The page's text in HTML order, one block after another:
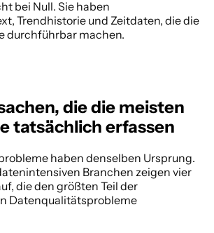
bei Null. Sie haben
Trendhistorie und Zeitdaten, die die
durchführbar machen.
die die meisten
tatsächlich erfassen
haben denselben Ursprung.
Branchen zeigen vier
die den größten Teil der
Datenqualitätsprobleme